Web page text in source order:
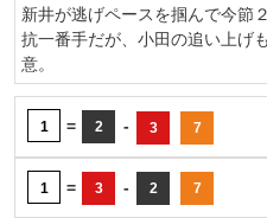
新井が逃げペースを掴んで今節
抗一番手だが、小田の追い上げ
意。
1 = 2 - 3 7
1 = 3 - 2 7